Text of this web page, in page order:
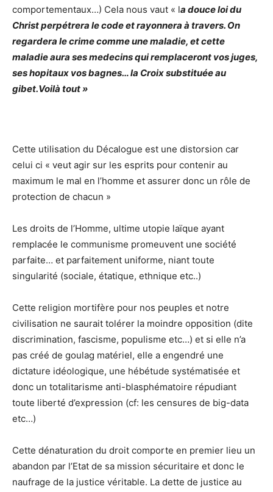
comportementaux…) Cela nous vaut « la douce loi du
Christ perpétrera le code et rayonnera à travers. On
regardera le crime comme une maladie, et cette
maladie aura ses medecins qui remplaceront vos juges,
ses hopitaux vos bagnes… la Croix substituée au
gibet.Voilà tout »
Cette utilisation du Décalogue est une distorsion car
celui ci « veut agir sur les esprits pour contenir au
maximum le mal en l’homme et assurer donc un rôle de
protection de chacun »
Les droits de l’Homme, ultime utopie laïque ayant
remplacée le communisme promeuvent une société
parfaite… et parfaitement uniforme, niant toute
singularité (sociale, étatique, ethnique etc..)
Cette religion mortifère pour nos peuples et notre
civilisation ne saurait tolérer la moindre opposition (dite
discrimination, fascisme, populisme etc…) et si elle n’a
pas créé de goulag matériel, elle a engendré une
dictature idéologique, une hébétude systématisée et
donc un totalitarisme anti-blasphématoire répudiant
toute liberté d’expression (cf: les censures de big-data
etc…)
Cette dénaturation du droit comporte en premier lieu un
abandon par l’Etat de sa mission sécuritaire et donc le
naufrage de la justice véritable. La dette de justice au